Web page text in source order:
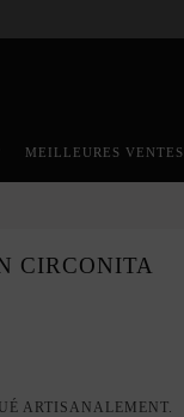
MEILLEURES VENTES
CIRCONITA
ARTISANALEMENT.